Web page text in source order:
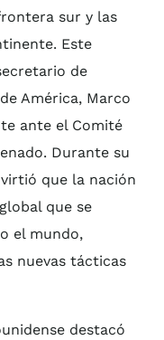
sur y las
Este
de
América, Marco
ante el Comité
Durante su
que la nación
que se
el mundo,
nuevas tácticas
destacó